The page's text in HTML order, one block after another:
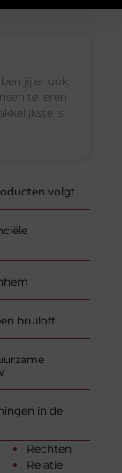
volgt
bruiloft
in de
Rechten
Relatie
jij er ook
te leren
is